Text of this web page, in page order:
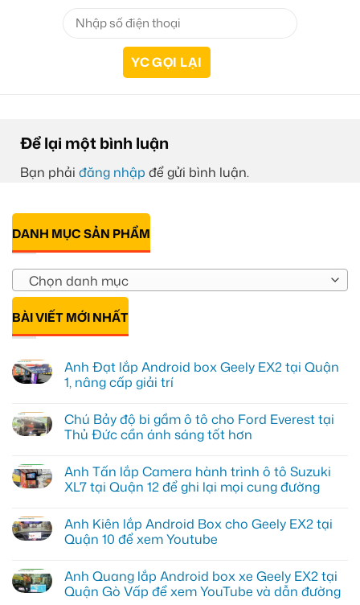
Để lại một bình luận
Bạn phải đăng nhập để gửi bình luận.
DANH MỤC SẢN PHẨM
Chọn danh mục
BÀI VIẾT MỚI NHẤT
Anh Đạt lắp Android box Geely EX2 tại Quận
1, nâng cấp giải trí
bình
luận
ở
lắp
Android
box
tại
Quận
1,
giải
trí
Chú Bảy độ bi gầm ô tô cho Ford Everest tại
Thủ Đức cần ánh sáng tốt hơn
bình
luận
ở
độ
bi
gầm
cho
Ford
Everest
Anh Tấn lắp Camera hành trình ô tô Suzuki
XL7 tại Quận 12 để ghi lại mọi cung đường
bình
luận
ở
lắp
Camera
hành
Anh Kiên lắp Android Box cho Geely EX2 tại
Quận 10 để xem Youtube
bình
luận
ở
Anh Quang lắp Android box xe Geely EX2 tại
Quận Gò Vấp để xem YouTube và dẫn đường